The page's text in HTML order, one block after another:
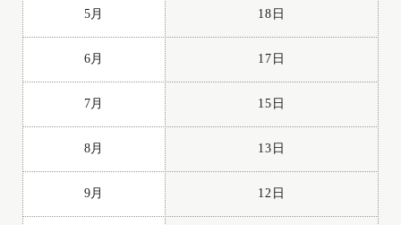
5月 18日
6月 17日
7月 15日
8月 13日
9月 12日
10月
11月
12月